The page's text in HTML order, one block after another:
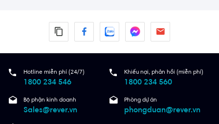
Hotline miễn phí (24/7)
1800 234 546
Khiếu nại, phản hồi (miễn phí)
1800 234 560
Bộ phận kinh doanh
Sales@rever.vn
Phòng dự án
phongduan@rever.vn